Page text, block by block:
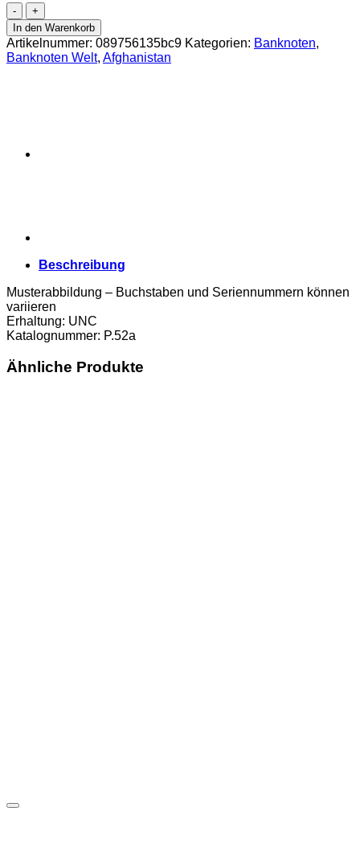
Afghanistan
-
500
Afghanis
SH
Menge
In den Warenkorb
Artikelnummer: 089756135bc9 Kategorien: Banknoten,
Banknoten Welt, Afghanistan
Beschreibung
Musterabbildung – Buchstaben und Seriennummern können
variieren
Erhaltung: UNC
Katalognummer: P.52a
Ähnliche Produkte